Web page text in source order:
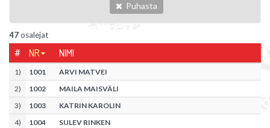
Puhasta
47osalejat
# NR NIMI
1) 1001
ARVI MATVEI
2) 1002
MAILA MAISVÄLI
3) 1003
KATRIN KAROLIN
4) 1004
SULEV RINKEN